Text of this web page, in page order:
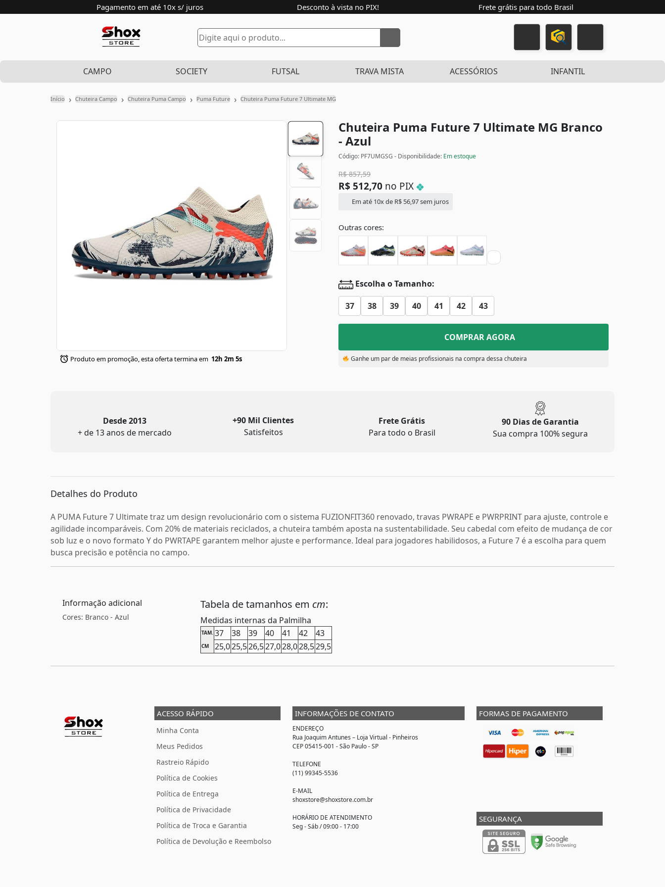
Pagamento em até 10x s/ juros Desconto à vista no PIX! Frete grátis para todo Brasil
CAMPO SOCIETY FUTSAL TRAVA MISTA ACESSÓRIOS INFANTIL
Início › Chuteira Campo › Chuteira Puma Campo › Puma Future › Chuteira Puma Future 7 Ultimate MG
Produto em promoção, esta oferta termina em 12h 2m 4s
Chuteira Puma Future 7 Ultimate MG Branco
- Azul
Código: PF7UMGSG - Disponibilidade: Em estoque
R$857,59
R$ 512,70 no PIX
Em até 10x de R$ 56,97sem juros
Outras cores:
Escolha o Tamanho:
37 38 39 40 41 42 43
COMPRAR AGORA
Ganhe um par de meias profissionais na compra dessa chuteira
Desde 2013
+ de 13 anos de mercado
+90 Mil Clientes
Satisfeitos
Frete Grátis
Para todo o Brasil
90 Dias de Garantia
Sua compra 100% segura
Detalhes do Produto
A PUMA Future 7 Ultimate traz um design revolucionário com o sistema FUZIONFIT360 renovado, travas PWRAPE e PWRPRINT para ajuste, controle e
agilidade incomparáveis. Com 20% de materiais reciclados, a chuteira também aposta na sustentabilidade. Seu cabedal com efeito de mudança de cor
sob luz e o novo formato Y do PWRTAPE garantem melhor ajuste e performance. Ideal para jogadores habilidosos, a Future 7 é a escolha para quem
busca precisão e potência no campo.
Informação adicional
Cores: Branco - Azul
Tabela de tamanhos em cm:
Medidas internas da Palmilha
TAM. 37 38 39 40 41 42 43
CM 25,025,526,527,028,028,529,5
ACESSO RÁPIDO
Minha Conta
Meus Pedidos
Rastreio Rápido
Política de Cookies
Política de Entrega
Política de Privacidade
Política de Troca e Garantia
Política de Devolução e Reembolso
INFORMAÇÕES DE CONTATO
ENDEREÇO
Rua Joaquim Antunes – Loja Virtual - Pinheiros
CEP 05415-001 - São Paulo - SP
TELEFONE
(11) 99345-5536
E-MAIL
shoxstore@shoxstore.com.br
HORÁRIO DE ATENDIMENTO
Seg - Sáb / 09:00 - 17:00
FORMAS DE PAGAMENTO
SEGURANÇA